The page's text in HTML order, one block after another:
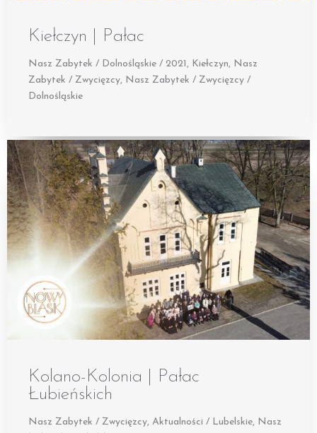
Kiełczyn | Pałac
Nasz Zabytek / Dolnośląskie / 2021, Kiełczyn, Nasz
Zabytek / Zwycięzcy, Nasz Zabytek / Zwycięzcy /
Dolnośląskie
Kolano-Kolonia | Pałac
Łubieńskich
Nasz Zabytek / Zwycięzcy, Aktualności / Lubelskie, Nasz